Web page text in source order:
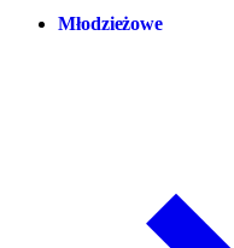
Młodzieżowe